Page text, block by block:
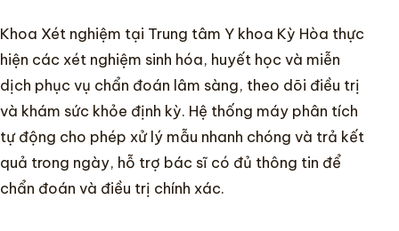
Chuyên khoa
Hướng dẫn
Khoa Xét nghiệm tại Trung tâm Y khoa Kỳ Hòa thực
hiện các xét nghiệm sinh hóa, huyết học và miễn
dịch phục vụ chẩn đoán lâm sàng, theo dõi điều trị
và khám sức khỏe định kỳ. Hệ thống máy phân tích
tự động cho phép xử lý mẫu nhanh chóng và trả kết
quả trong ngày, hỗ trợ bác sĩ có đủ thông tin để
chẩn đoán và điều trị chính xác.